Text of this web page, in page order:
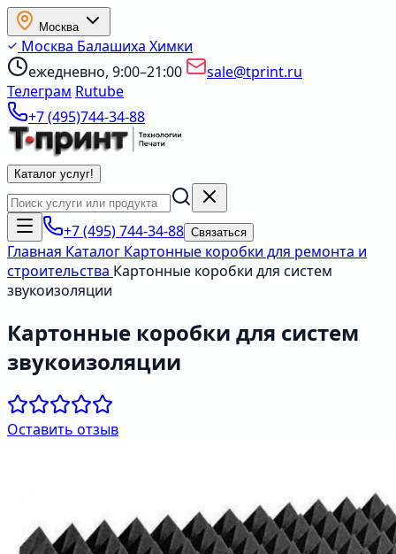
Москва
Москва Балашиха Химки
ежедневно, 9:00–21:00
sale@tprint.ru
Телеграм Rutube
+7 (495)744-34-88
Каталог услуг!
+7 (495) 744-34-88 Связаться
Главная Каталог Картонные коробки для ремонта и
строительства Картонные коробки для систем
звукоизоляции
Картонные коробки для систем
звукоизоляции
Оставить отзыв